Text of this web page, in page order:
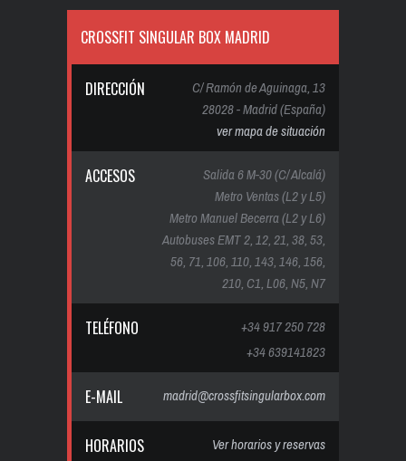
CROSSFIT SINGULAR BOX MADRID
DIRECCIÓN
C/ Ramón de Aguinaga, 13
28028 - Madrid (España)
ver mapa de situación
ACCESOS
Salida 6 M-30 (C/ Alcalá)
Metro Ventas (L2 y L5)
Metro Manuel Becerra (L2 y L6)
Autobuses EMT 2, 12, 21, 38, 53,
56, 71, 106, 110, 143, 146, 156,
210, C1, L06, N5, N7
TELÉFONO
+34 917 250 728
+34 639141823
E-MAIL madrid@crossfitsingularbox.com
HORARIOS Ver horarios y reservas